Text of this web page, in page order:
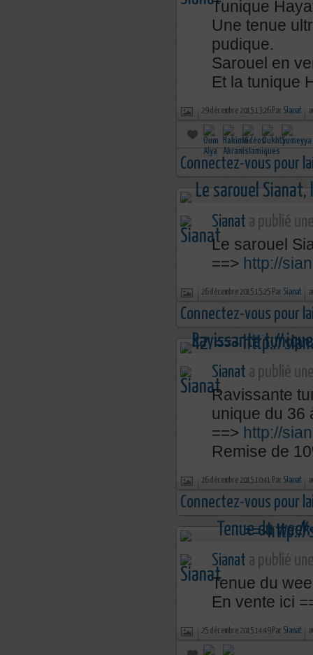
Tunique
Une tenue
pudique.
Sarouel en
Et la tunique
29 décembre 2015 13:26 Par Sianat
Connectez-vous pour
Sianat a publié
Le sarouel
==> http://
26 décembre 2015 15:25 Par Sianat
Connectez-vous pour
Sianat a publié
Ravissante
unique du 36
==> http://
Remise de
26 décembre 2015 10:41 Par Sianat
Connectez-vous pour
Sianat a publié
Tenue du
En vente ici
25 décembre 2015 14:49 Par Sianat